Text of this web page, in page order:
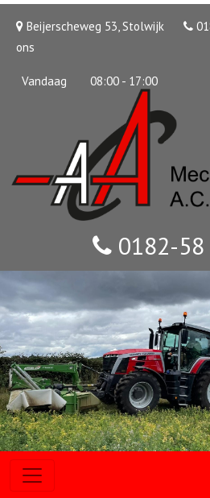
Beijerscheweg 53, Stolwijk
ons
Vandaag 08:00 - 17:00
0182-